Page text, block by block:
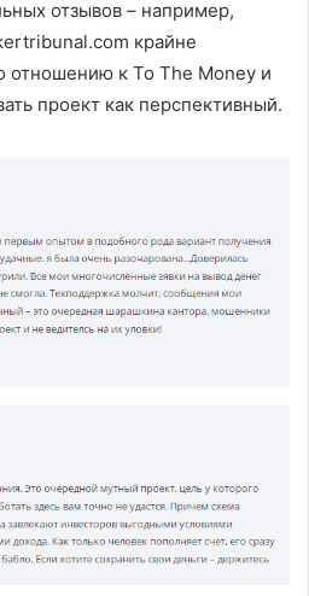
отзывов – например,
крайне
отношению к To The Money и
проект как перспективный.